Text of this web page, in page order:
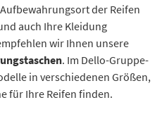
der Reifen
auch Ihre Kleidung
wir Ihnen unsere
. Im Dello-Gruppe-
in verschiedenen Größen,
für Ihre Reifen finden.